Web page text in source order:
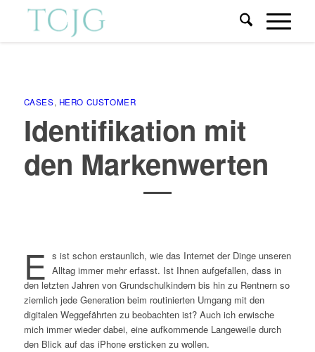
CASES, HERO CUSTOMER
Identifikation mit
den Markenwerten
E s ist schon erstaunlich, wie das Internet der Dinge unseren
Alltag immer mehr erfasst. Ist Ihnen aufgefallen, dass in
den letzten Jahren von Grundschulkindern bis hin zu Rentnern so
ziemlich jede Generation beim routinierten Umgang mit den
digitalen Weggefährten zu beobachten ist? Auch ich erwische
mich immer wieder dabei, eine aufkommende Langeweile durch
den Blick auf das iPhone ersticken zu wollen.